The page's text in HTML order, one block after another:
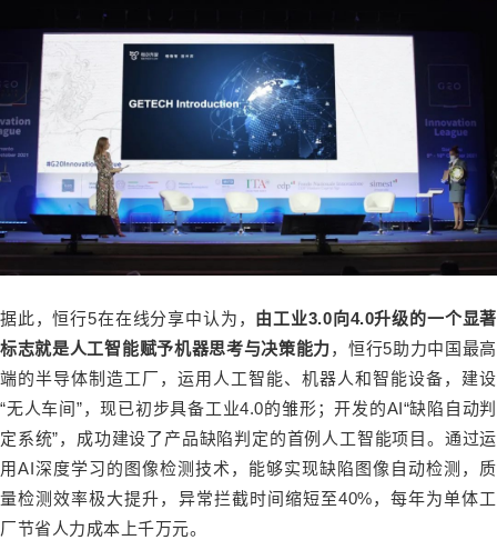
据此，恒行5在在线分享中认为， 由工业3.0向4.0升级的一个显著
标志就是人工智能赋予机器思考与决策能力，恒行5助力中国最高
端的半导体制造工厂，运用人工智能、机器人和智能设备，建设
“无人车间”，现已初步具备工业4.0的雏形；开发的AI“缺陷自动判
定系统”，成功建设了产品缺陷判定的首例人工智能项目。通过运
用AI深度学习的图像检测技术，能够实现缺陷图像自动检测，质
量检测效率极大提升，异常拦截时间缩短至40%，每年为单体工
厂节省人力成本上千万元。